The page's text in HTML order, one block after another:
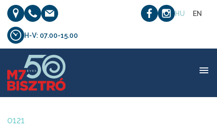
HU EN
H-V: 07.00-15.00
0121